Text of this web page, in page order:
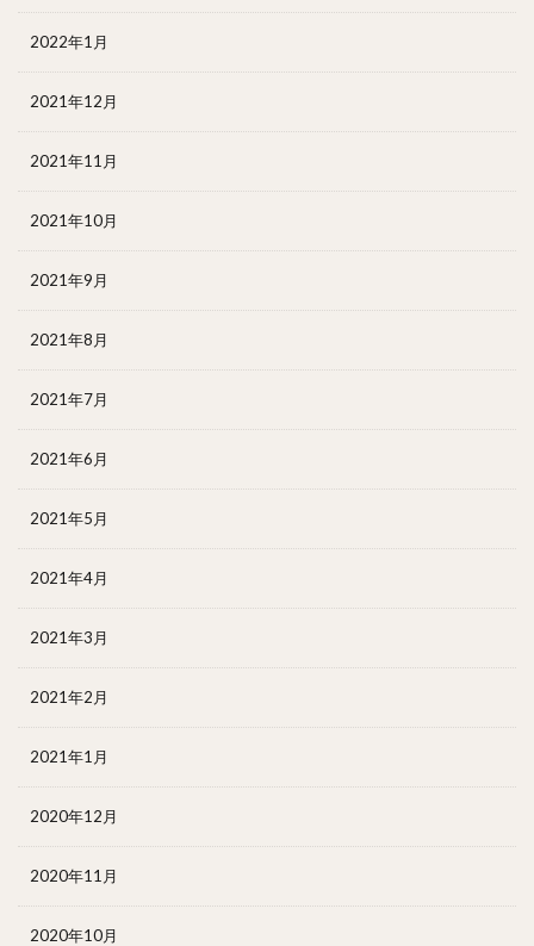
2022年1月
2021年12月
2021年11月
2021年10月
2021年9月
2021年8月
2021年7月
2021年6月
2021年5月
2021年4月
2021年3月
2021年2月
2021年1月
2020年12月
2020年11月
2020年10月